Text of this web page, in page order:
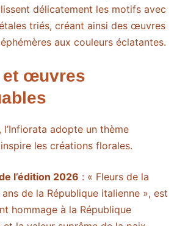
délicatement les motifs avec
triés, créant ainsi des œuvres
éphémères aux couleurs éclatantes.
et œuvres
l’Infiorata adopte un thème
les créations florales.
l’édition 2026 : « Fleurs de la
de la République italienne », est
hommage à la République